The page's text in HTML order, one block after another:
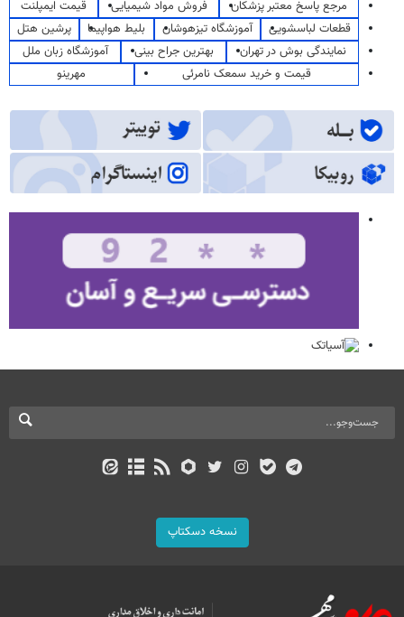
مرجع پاسخ معتبر پزشکان
فروش مواد شیمیایی
قیمت ایمپلنت
قطعات لباسشویی
آموزشگاه تیزهوشان بلیط هواپیما
پرشین هتل
نمایندگی بوش در تهران
بهترین جراح بینی
آموزشگاه زبان ملل
قیمت و خرید سمعک نامرئی
مهرینو
نسخه دسکتاپ